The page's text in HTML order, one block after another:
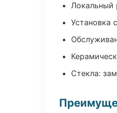
Локальный
Установка
Стекла: